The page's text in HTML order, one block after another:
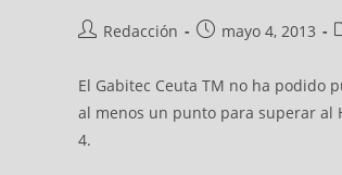
Redacción mayo 4, 2013
El Gabitec Ceuta TM no ha podido
al menos un punto para superar al
4.